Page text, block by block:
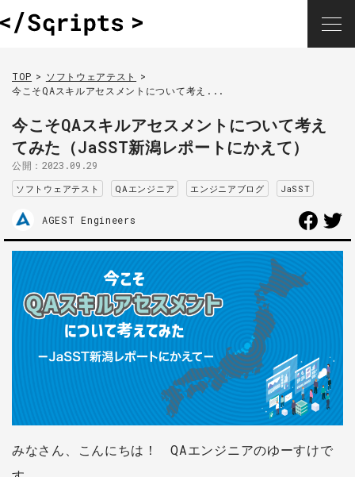
TOP
ソフトウェアテスト
今こそQAスキルアセスメントについて考え...
今こそQAスキルアセスメントについて考え
てみた（JaSST新潟レポートにかえて）
公開：2023.09.29
ソフトウェアテスト QAエンジニア エンジニアブログ JaSST
AGEST Engineers
みなさん、こんにちは！ QAエンジニアのゆーすけで